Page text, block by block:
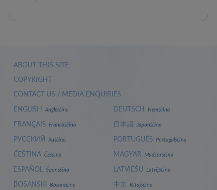
ABOUT THIS SITE
COPYRIGHT
CONTACT US / MEDIA ENQUIRIES
ENGLISH Angleščina
FRANÇAIS Francoščina
РУССКИЙ Ruščina
ČEŠTINA Češčina
ESPAÑOL Španščina
BOSANSKI Bosanščina
DEUTSCH Nemščina
日本語 Japonščina
PORTUGUÊS Portugalščina
MAGYAR Madžarščina
LATVIEŠU Latvijščina
中文 Kitajščina